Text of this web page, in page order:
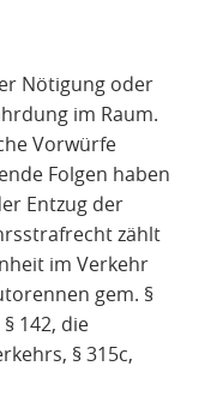
Nötigung oder
im Raum.
Vorwürfe
Folgen haben
Entzug der
zählt
im Verkehr
gem. §
142, die
§ 315c,